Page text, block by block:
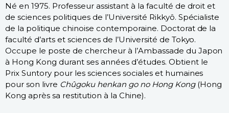
Né en 1975. Professeur assistant à la faculté de droit et
de sciences politiques de l’Université Rikkyô. Spécialiste
de la politique chinoise contemporaine. Doctorat de la
faculté d’arts et sciences de l’Université de Tokyo.
Occupe le poste de chercheur à l’Ambassade du Japon
à Hong Kong durant ses années d’études. Obtient le
Prix Suntory pour les sciences sociales et humaines
pour son livre Chûgoku henkan go no Hong Kong(Hong
Kong après sa restitution à la Chine).